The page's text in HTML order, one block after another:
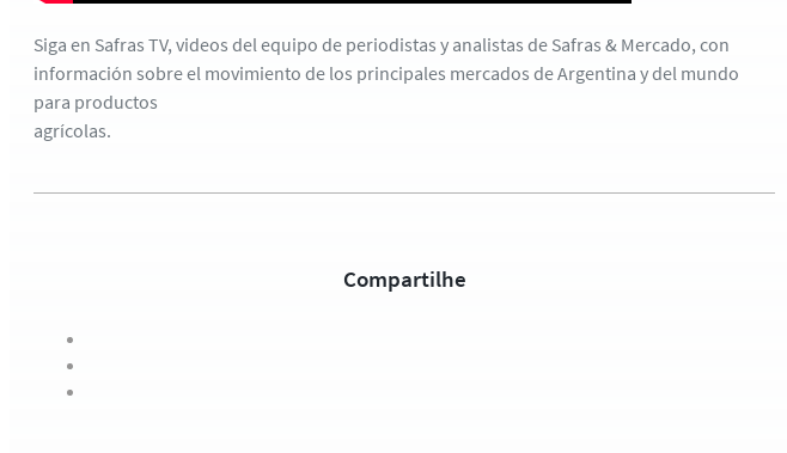
Siga en Safras TV, videos del equipo de periodistas y analistas de Safras & Mercado, con
información sobre el movimiento de los principales mercados de Argentina y del mundo
para productos
agrícolas.
Compartilhe